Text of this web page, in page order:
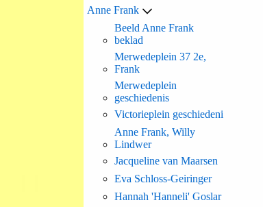
Anne Frank
Beeld Anne Frank
beklad
Merwedeplein 37 2e,
Frank
Merwedeplein
geschiedenis
Victorieplein geschiedeni
Anne Frank, Willy
Lindwer
Jacqueline van Maarsen
Eva Schloss-Geiringer
Hannah 'Hanneli' Goslar